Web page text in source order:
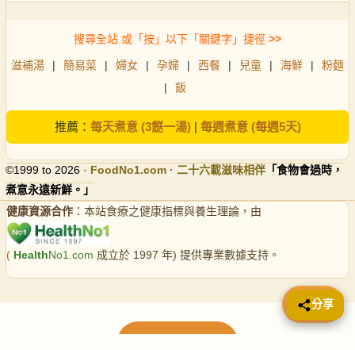
搜尋全站 或「按」以下「關鍵字」捷徑 >>
滋補湯 | 簡易菜 | 婦女 | 孕婦 | 西餐 | 兒童 | 海鮮 |
粉麵
|
飯
推薦： 每天煮意 (3餸一湯)| 每週煮意 (每週5天)
©1999 to 2026 · FoodNo1.com · 二十六載滋味相伴 「食物會過時，
煮意永遠新鮮。」
健康資源合作 ：本站食療之健康指標與養生理論，由
( HealthNo1.com 成立於 1997 年) 提供專業數據支持。
📤 分享
分享